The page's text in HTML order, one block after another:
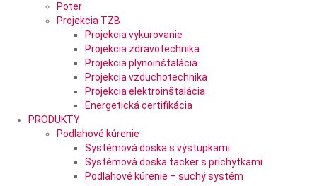
Poter
Projekcia TZB
Projekcia vykurovanie
Projekcia zdravotechnika
Projekcia plynoinštalácia
Projekcia vzduchotechnika
Projekcia elektroinštalácia
Energetická certifikácia
PRODUKTY
Podlahové kúrenie
Systémová doska s výstupkami
Systémová doska tacker s príchytkami
Podlahové kúrenie – suchý systém